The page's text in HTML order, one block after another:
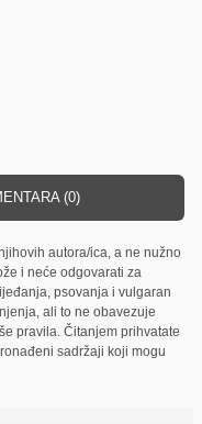
(0)
autora/ica, a ne nužno
i neće odgovarati za
psovanja i vulgaran
ali to ne obavezuje
pravila. Čitanjem prihvatate
sadržaji koji mogu